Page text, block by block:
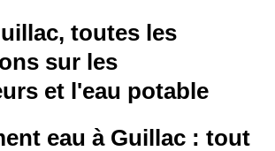
toutes les
sur les
et l'eau potable
eau à Guillac : tout